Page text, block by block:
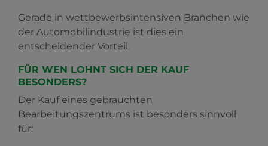
Gerade in wettbewerbsintensiven Branchen wie
der Automobilindustrie ist dies ein
entscheidender Vorteil.
FÜR WEN LOHNT SICH DER KAUF
BESONDERS?
Der Kauf eines gebrauchten
Bearbeitungszentrums ist besonders sinnvoll
für: